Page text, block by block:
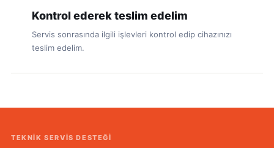
Kontrol ederek teslim edelim
Servis sonrasında ilgili işlevleri kontrol edip cihazınızı
teslim edelim.
TEKNIK SERVIS DESTEĞI